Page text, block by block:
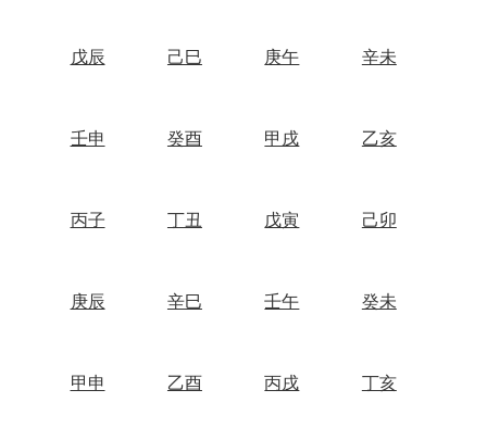
戊辰 己巳 庚午 辛未
壬申 癸酉 甲戌 乙亥
丙子 丁丑 戊寅 己卯
庚辰 辛巳 壬午 癸未
甲申 乙酉 丙戌 丁亥